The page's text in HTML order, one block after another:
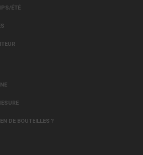
ÉTÉ
DE BOUTEILLES ?